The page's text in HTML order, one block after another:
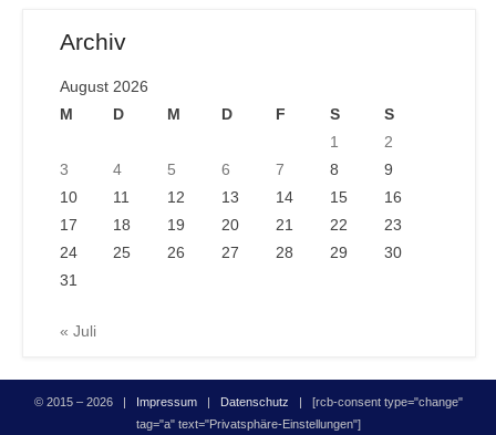
Archiv
August 2026
M
D M D F S
S
1
2
3
4 5 6 7 8
9
10
11 12 13 14 15
16
17
18 19 20 21 22
23
24
25 26 27 28 29
30
31
« Juli
© 2015 – 2026 | Impressum| Datenschutz | [rcb-consent type="change"
tag="a" text="Privatsphäre-Einstellungen"]